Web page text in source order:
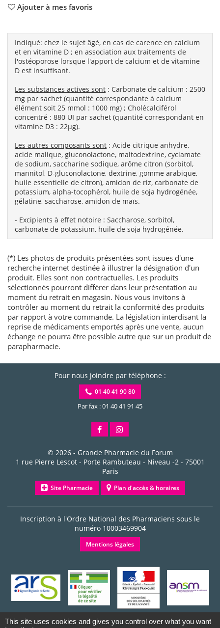
Ajouter à mes favoris
Indiqué: chez le sujet âgé, en cas de carence en calcium
et en vitamine D ; en association aux traitements de
l'ostéoporose lorsque l'apport de calcium et de vitamine
D est insuffisant.
Les substances actives sont: Carbonate de calcium : 2500
mg par sachet (quantité correspondante à calcium
élément soit 25 mmol : 1000 mg) ; Cholécalciférol
concentré : 880 UI par sachet (quantité correspondant en
vitamine D3 : 22µg).
Les autres composants sont: Acide citrique anhydre,
acide malique, gluconolactone, maltodextrine, cyclamate
de sodium, saccharine sodique, arôme citron (sorbitol,
mannitol, D-gluconolactone, dextrine, gomme arabique,
huile essentielle de citron), amidon de riz, carbonate de
potassium, alpha-tocophérol, huile de soja hydrogénée,
gélatine, saccharose, amidon de maïs.
- Excipients à effet notoire : Saccharose, sorbitol,
carbonate de potassium, huile de soja hydrogénée.
(*) Les photos de produits présentées sont issues d'une
recherche internet destinée à illustrer la désignation d'un
produit. Elles sont non contractuelles. Les produits
sélectionnés pourront différer dans leur présentation au
moment du retrait en magasin. Nous vous invitons à
contrôler au moment du retrait la conformité des produits
par rapport à votre commande. La législation interdisant la
reprise de médicaments emportés après une vente, aucun
échange ne pourra être possible autre que sur un produit de
parapharmacie.
Pour nous joindre par téléphone :
01 40 41 90 80
Par fax : 01 40 41 91 45
© 2026 - Grande Pharmacie du Forum
1 rue Pierre Lescot - Porte Rambuteau - Niveau -2- 75001
Paris
Site Pharmacie Plan d'accès & horaires
Inscription à l'Ordre National des Pharmaciens sous le
numéro 10003469904
Mentions légales
This site uses cookies and gives you control over what you want